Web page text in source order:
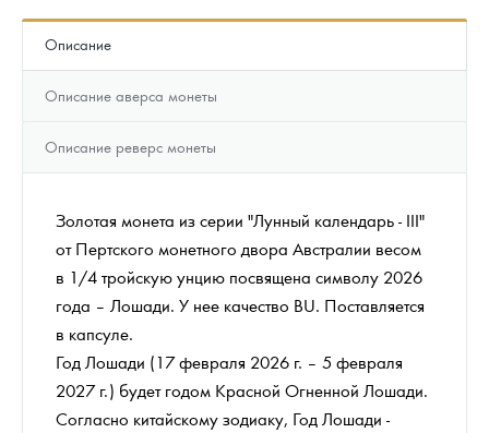
Описание
Описание аверса монеты
Описание реверс монеты
Золотая монета из серии "Лунный календарь - III"
от Пертского монетного двора Австралии весом
в 1/4 тройскую унцию посвящена символу 2026
года – Лошади. У нее качество BU. Поставляется
в капсуле.
Год Лошади (17 февраля 2026 г. – 5 февраля
2027 г.) будет годом Красной Огненной Лошади.
Согласно китайскому зодиаку, Год Лошади -